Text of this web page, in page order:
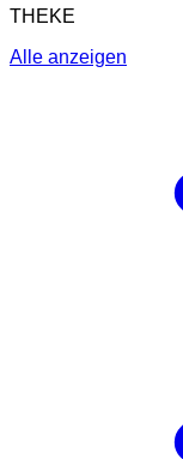
THEKE
Alle anzeigen